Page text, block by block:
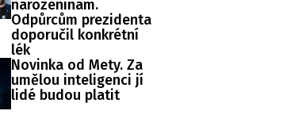
narozeninám.
Odpůrcům prezidenta
doporučil konkrétní
lék
Novinka od Mety. Za
umělou inteligenci jí
lidé budou platit